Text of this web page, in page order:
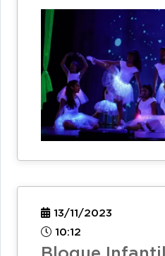
13/11/2023
10:12